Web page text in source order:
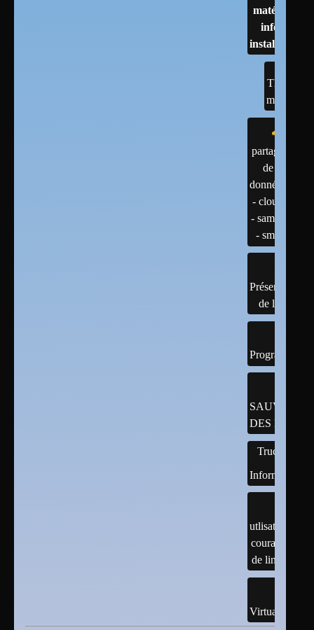
matériels :
infos et
installations
TESTS
matériel
partage
de
données
- cloud
- samba
- smb
Présentation
de linux
DES
Trucs
Informatiques
utlisation
courante
de linux
Virtualisation